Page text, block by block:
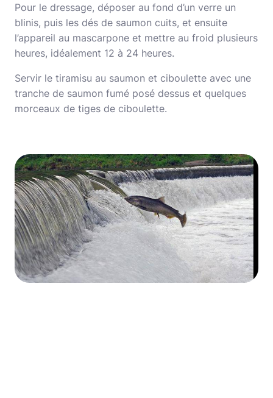
Pour le dressage, déposer au fond d’un verre un
blinis, puis les dés de saumon cuits, et ensuite
l’appareil au mascarpone et mettre au froid plusieurs
heures, idéalement 12 à 24 heures.
Servir le tiramisu au saumon et ciboulette avec une
tranche de saumon fumé posé dessus et quelques
morceaux de tiges de ciboulette.